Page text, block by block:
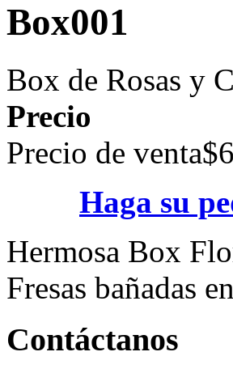
Box001
Box de Rosas y
Precio
Precio de venta
Haga su
Hermosa Box
Fresas bañadas
Contáctanos